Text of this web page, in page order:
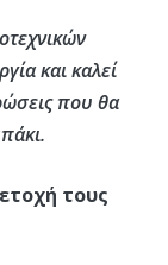
και καλεί
που θα
τους